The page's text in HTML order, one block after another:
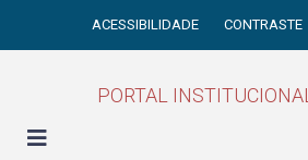
ACESSIBILIDADE CONTRASTE
PORTAL INSTITUCIONAL